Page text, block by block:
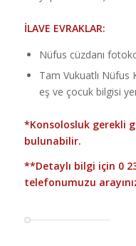
İLAVE EVRAKLAR:
Nüfus cüzdanı
Tam Vukuatlı Nüfus
eş ve çocuk bilgisi
*Konsolosluk gerekli
bulunabilir.
**Detaylı bilgi için 0
telefonumuzu